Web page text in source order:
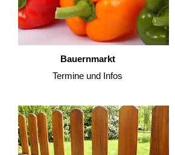
Bauernmarkt
Termine und Infos